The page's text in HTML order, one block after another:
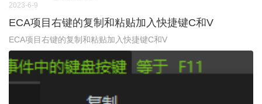
2023-6-9
ECA项目右键的复制和粘贴加入快捷键C和V
ECA项目右键的复制和粘贴加入快捷键C和V